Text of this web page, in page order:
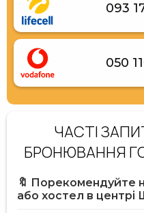
093
050
ЧАСТІ
БРОНЮВАННЯ
🔖 Порекомендуйте
або хостел в